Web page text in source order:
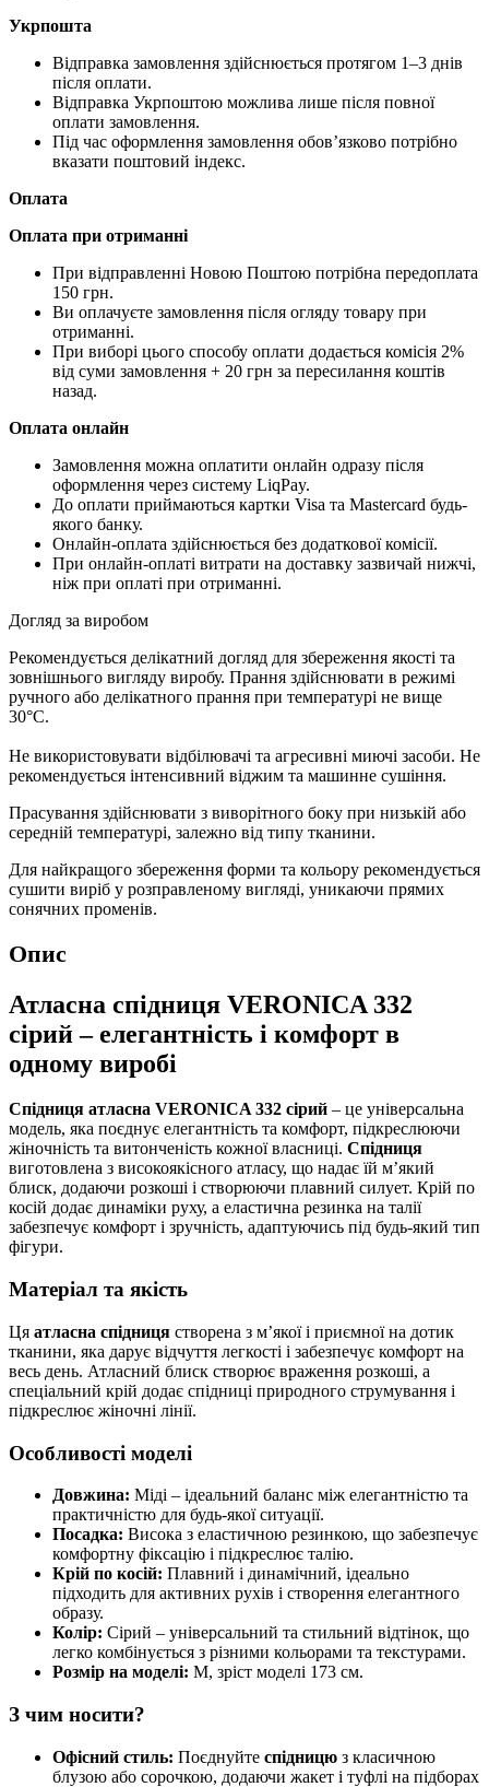
Укрпошта
Відправка замовлення здійснюється протягом 1–3 днів
після оплати.
Відправка Укрпоштою можлива лише після повної
оплати замовлення.
Під час оформлення замовлення обов’язково потрібно
вказати поштовий індекс.
Оплата
Оплата при отриманні
При відправленні Новою Поштою потрібна передоплата
150 грн.
Ви оплачуєте замовлення після огляду товару при
отриманні.
При виборі цього способу оплати додається комісія 2%
від суми замовлення + 20 грн за пересилання коштів
назад.
Оплата онлайн
Замовлення можна оплатити онлайн одразу після
оформлення через систему LiqPay.
До оплати приймаються картки Visa та Mastercard будь-
якого банку.
Онлайн-оплата здійснюється без додаткової комісії.
При онлайн-оплаті витрати на доставку зазвичай нижчі,
ніж при оплаті при отриманні.
Догляд за виробом
Рекомендується делікатний догляд для збереження якості та
зовнішнього вигляду виробу. Прання здійснювати в режимі
ручного або делікатного прання при температурі не вище
30°C.
Не використовувати відбілювачі та агресивні миючі засоби. Не
рекомендується інтенсивний віджим та машинне сушіння.
Прасування здійснювати з виворітного боку при низькій або
середній температурі, залежно від типу тканини.
Для найкращого збереження форми та кольору рекомендується
сушити виріб у розправленому вигляді, уникаючи прямих
сонячних променів.
Опис
Атласна спідниця VERONICA 332
сірий – елегантність і комфорт в
одному виробі
Спідниця атласна VERONICA 332 сірий – це універсальна
модель, яка поєднує елегантність та комфорт, підкреслюючи
жіночність та витонченість кожної власниці. Спідниця
виготовлена з високоякісного атласу, що надає їй м’який
блиск, додаючи розкоші і створюючи плавний силует. Крій по
косій додає динаміки руху, а еластична резинка на талії
забезпечує комфорт і зручність, адаптуючись під будь-який тип
фігури.
Матеріал та якість
Ця атласна спідниця створена з м’якої і приємної на дотик
тканини, яка дарує відчуття легкості і забезпечує комфорт на
весь день. Атласний блиск створює враження розкоші, а
спеціальний крій додає спідниці природного струмування і
підкреслює жіночні лінії.
Особливості моделі
Довжина: Міді – ідеальний баланс між елегантністю та
практичністю для будь-якої ситуації.
Посадка: Висока з еластичною резинкою, що забезпечує
комфортну фіксацію і підкреслює талію.
Крій по косій: Плавний і динамічний, ідеально
підходить для активних рухів і створення елегантного
образу.
Колір: Сірий – універсальний та стильний відтінок, що
легко комбінується з різними кольорами та текстурами.
Розмір на моделі: M, зріст моделі 173 см.
З чим носити?
Офісний стиль: Поєднуйте спідницю з класичною
блузою або сорочкою, додаючи жакет і туфлі на підборах